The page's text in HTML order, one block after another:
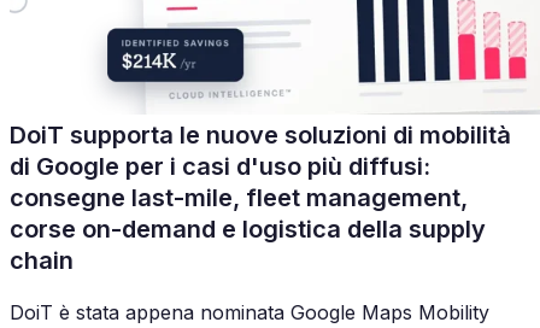
DoiT supporta le nuove soluzioni di mobilità
di Google per i casi d'uso più diffusi:
consegne last-mile, fleet management,
corse on-demand e logistica della supply
chain
DoiT è stata appena nominata Google Maps Mobility